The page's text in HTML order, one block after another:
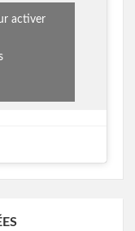
activer